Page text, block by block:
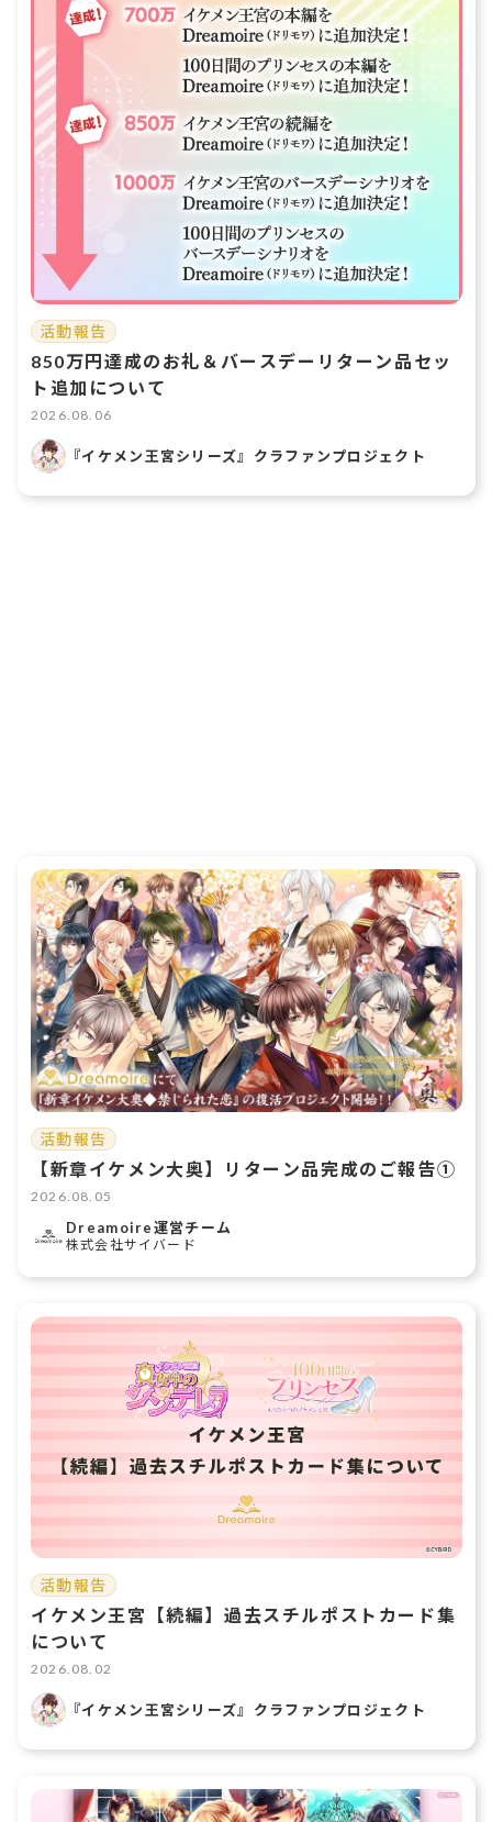
活動報告
850万円達成のお礼＆バースデーリターン品セッ
ト追加について
2026.08.06
『イケメン王宮シリーズ』クラファンプロジェクト
活動報告
【新章イケメン大奥】リターン品完成のご報告①
2026.08.05
Dreamoire運営チーム
株式会社サイバード
活動報告
イケメン王宮【続編】過去スチルポストカード集
について
2026.08.02
『イケメン王宮シリーズ』クラファンプロジェクト